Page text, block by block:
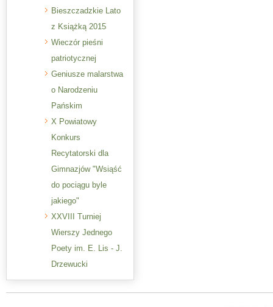
Bieszczadzkie Lato
z Książką 2015
Wieczór pieśni
patriotycznej
Geniusze malarstwa
o Narodzeniu
Pańskim
X Powiatowy
Konkurs
Recytatorski dla
Gimnazjów "Wsiąść
do pociągu byle
jakiego"
XXVIII Turniej
Wierszy Jednego
Poety im. E. Lis - J.
Drzewucki